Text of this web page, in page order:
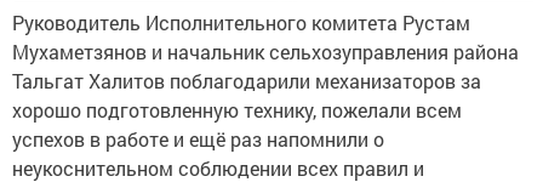
Руководитель Исполнительного комитета Рустам
Мухаметзянов и начальник сельхозуправления района
Тальгат Халитов поблагодарили механизаторов за
хорошо подготовленную технику, пожелали всем
успехов в работе и ещё раз напомнили о
неукоснительном соблюдении всех правил и